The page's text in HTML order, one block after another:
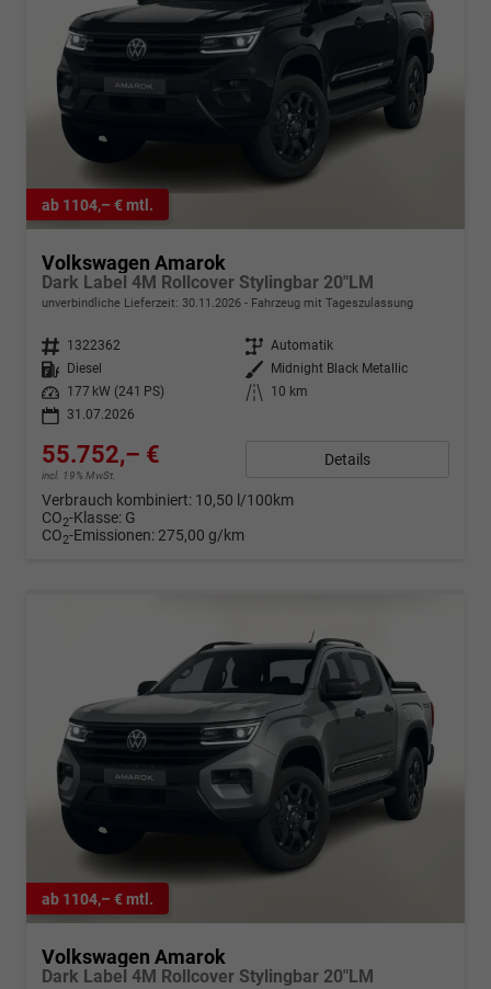
ab 1104,– € mtl.
Volkswagen Amarok
Dark Label 4M Rollcover Stylingbar 20"LM
unverbindliche Lieferzeit: 30.11.2026 Fahrzeug mit Tageszulassung
Fahrzeugnr. 1322362 Getriebe Automatik
Kraftstoff
Diesel Außenfarbe
Midnight Black Metallic
Leistung
177 kW (241 PS) Kilometerstand
10 km
31.07.2026
55.752,– €
incl. 19% MwSt.
Details
Verbrauch kombiniert: 10,50 l/100km
CO2-Klasse: G
CO2-Emissionen: 275,00 g/km
ab 1104,– € mtl.
Volkswagen Amarok
Dark Label 4M Rollcover Stylingbar 20"LM